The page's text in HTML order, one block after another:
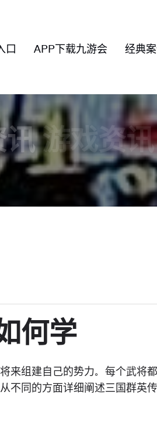
口 APP下载九游会 经典案
讯 游戏资讯
何学
来组建自己的势力。每个武将
不同的方面详细阐述三国群英